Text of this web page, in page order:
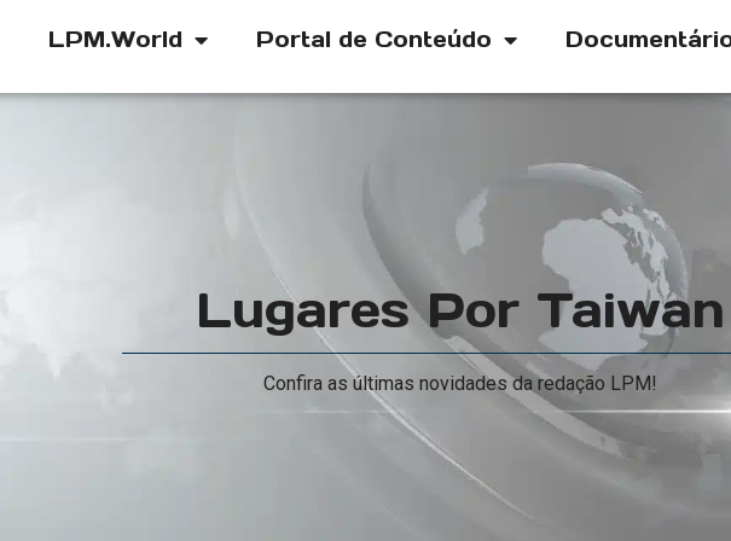
LPM.World Portal de Conteúdo
Lugares Por Taiwan
Confira as últimas novidades da redação LPM!